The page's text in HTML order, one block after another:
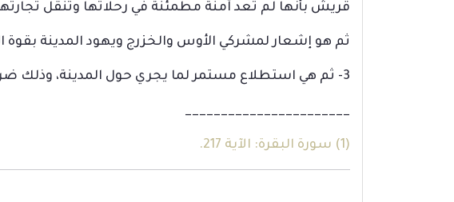
قريش بأنها لم تعد آمنة مطمئنة في رحلاتها وتنقل
ثم هو إشعار لمشركي الأوس والخزرج ويهود المدينة
3- ثم هي استطلاع مستمر لما يجري حول المدينة، وذلك ضرورة أمنية لا بد منها.
_______________________
(1) سورة البقرة: الآية 217.